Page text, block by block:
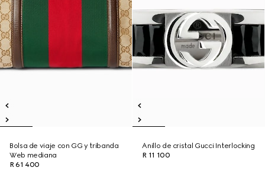
Bolsa de viaje con GG y tribanda
Web mediana
R 61 400
Anillo de cristal Gucci Interlocking
R 11 100